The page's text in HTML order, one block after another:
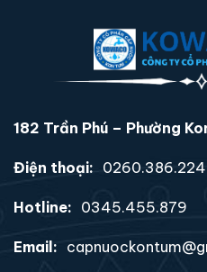
182 Trần Phú – Phường
Điện thoại:
Hotline: 0345.455.879
Email: